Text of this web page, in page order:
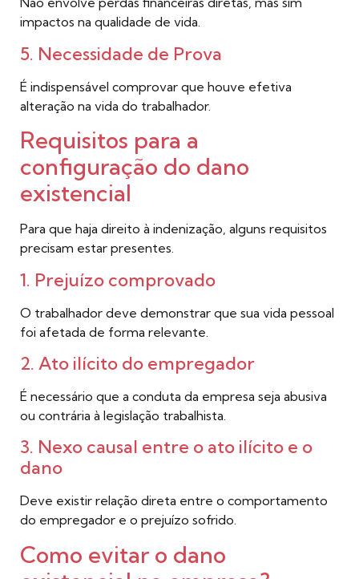
impactos na qualidade de vida.
5. Necessidade de Prova
É indispensável comprovar que houve efetiva
alteração na vida do trabalhador.
Requisitos para a
configuração do dano
existencial
Para que haja direito à indenização, alguns requisitos
precisam estar presentes.
1. Prejuízo comprovado
O trabalhador deve demonstrar que sua vida pessoal
foi afetada de forma relevante.
2. Ato ilícito do empregador
É necessário que a conduta da empresa seja abusiva
ou contrária à legislação trabalhista.
3. Nexo causal entre o ato ilícito e o
dano
Deve existir relação direta entre o comportamento
do empregador e o prejuízo sofrido.
Como evitar o dano